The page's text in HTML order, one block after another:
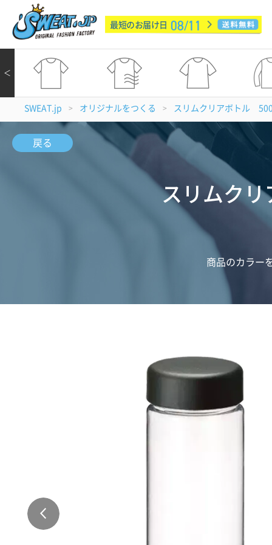
最短のお届け日 08/11
＜
SWEAT.jp > オリジナルをつくる > スリムクリアボトル
戻る
スリムク
商品のカラー